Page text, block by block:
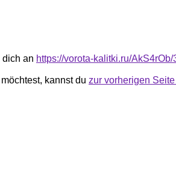
dich an https://vorota-kalitki.ru/AkS4rOb/
kannst du zur vorherigen